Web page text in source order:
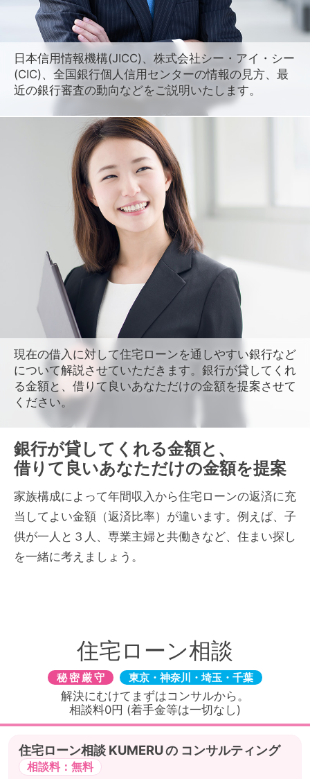
日本信用情報機構(JICC)、株式会社シー・アイ・シー
(CIC)、全国銀行個人信用センターの情報の見方、最
近の銀行審査の動向などをご説明いたします。
現在の借入に対して住宅ローンを通しやすい銀行など
について解説させていただきます。銀行が貸してくれ
る金額と、借りて良いあなただけの金額を提案させて
ください。
銀行が貸してくれる金額と、
借りて良いあなただけの金額を提案
家族構成によって年間収入から住宅ローンの返済に充
当してよい金額（返済比率）が違います。例えば、子
供が一人と３人、専業主婦と共働きなど、住まい探し
を一緒に考えましょう。
住宅ローン相談
秘密厳守 東京・神奈川・埼玉・千葉
解決にむけてまずはコンサルから。
相談料0円 (着手金等は一切なし)
住宅ローン相談 の コンサルティング
相談料：無料